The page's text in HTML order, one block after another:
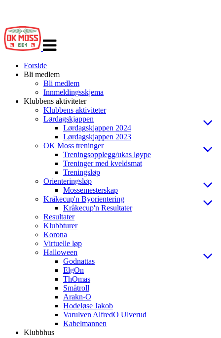
navigasjon
Forside
Bli medlem
Bli medlem
Innmeldingsskjema
Klubbens aktiviteter
Klubbens aktiviteter
Lørdagskjappen
Lørdagskjappen 2024
Lørdagskjappen 2023
OK Moss treninger
Treningsopplegg/ukas løype
Treninger med kveldsmat
Treningsløp
Orienteringsløp
Mossemesterskap
Kråkecup'n Byorientering
Kråkecup'n Resultater
Resultater
Klubbturer
Korona
Virtuelle løp
Halloween
Godnattas
ElgOn
ThOmas
Småtroll
Arakn-O
Hodeløse Jakob
Varulven AlfredO Ulverud
Kabelmannen
Klubbhus